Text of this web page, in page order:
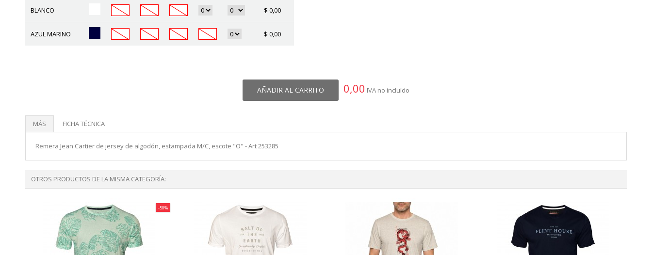
BLANCO $ 0,00
AZUL MARINO $ 0,00
AÑADIR AL CARRITO 0,00 IVA no incluído
MÁS FICHA TÉCNICA
Remera Jean Cartier de jersey de algodón, estampada M/C, escote "O" - Art 253285
OTROS PRODUCTOS DE LA MISMA CATEGORÍA:
-50%